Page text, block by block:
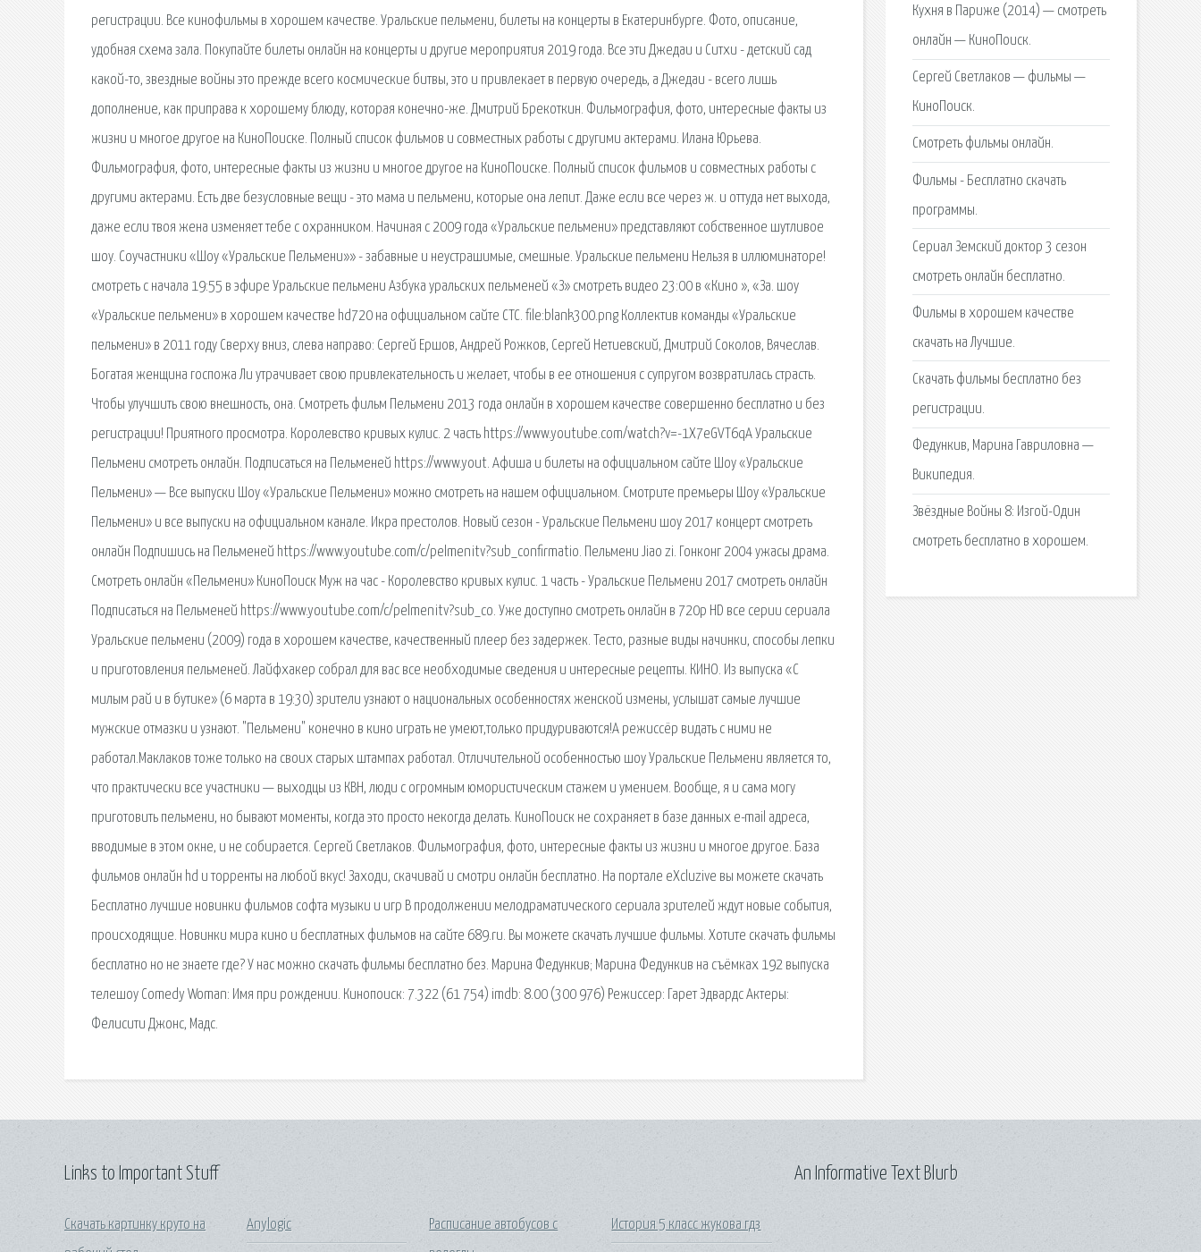
регистрации. Все кинофильмы в хорошем качестве. Уральские пельмени, билеты на концерты в Екатеринбурге. Фото, описание,
удобная схема зала. Покупайте билеты онлайн на концерты и другие мероприятия 2019 года. Все эти Джедаи и Ситхи - детский сад
какой-то, звездные войны это прежде всего космические битвы, это и привлекает в первую очередь, а Джедаи - всего лишь
дополнение, как приправа к хорошему блюду, которая конечно-же. Дмитрий Брекоткин. Фильмография, фото, интересные факты из
жизни и многое другое на КиноПоиске. Полный список фильмов и совместных работы с другими актерами. Илана Юрьева.
Фильмография, фото, интересные факты из жизни и многое другое на КиноПоиске. Полный список фильмов и совместных работы с
другими актерами. Есть две безусловные вещи - это мама и пельмени, которые она лепит. Даже если все через ж. и оттуда нет выхода,
даже если твоя жена изменяет тебе с охранником. Начиная с 2009 года «Уральские пельмени» представляют собственное шутливое
шоу. Соучастники «Шоу «Уральские Пельмени»» - забавные и неустрашимые, смешные. Уральские пельмени Нельзя в иллюминаторе!
cмотреть с начала 19:55 в эфире Уральские пельмени Азбука уральских пельменей «З» cмотреть видео 23:00 в «Кино », «За. шоу
«Уральские пельмени» в хорошем качестве hd720 на официальном сайте СТС. file:blank300.png Коллектив команды «Уральские
пельмени» в 2011 году Сверху вниз, слева направо: Сергей Ершов, Андрей Рожков, Сергей Нетиевский, Дмитрий Соколов, Вячеслав.
Богатая женщина госпожа Ли утрачивает свою привлекательность и желает, чтобы в ее отношения с супругом возвратилась страсть.
Чтобы улучшить свою внешность, она. Смотреть фильм Пельмени 2013 года онлайн в хорошем качестве совершенно бесплатно и без
регистрации! Приятного просмотра. Королевство кривых кулис. 2 часть https://www.youtube.com/watch?v=-1X7eGVT6qA Уральские
Пельмени смотреть онлайн. Подписаться на Пельменей https://www.yout. Афиша и билеты на официальном сайте Шоу «Уральские
Пельмени» — Все выпуски Шоу «Уральские Пельмени» можно смотреть на нашем официальном. Смотрите премьеры Шоу «Уральские
Пельмени» и все выпуски на официальном канале. Икра престолов. Новый сезон - Уральские Пельмени шоу 2017 концерт смотреть
онлайн Подпишись на Пельменей https://www.youtube.com/c/pelmenitv?sub_confirmatio. Пельмени Jiao zi. Гонконг 2004 ужасы драма.
Смотреть онлайн «Пельмени» КиноПоиск Муж на час - Королевство кривых кулис. 1 часть - Уральские Пельмени 2017 смотреть онлайн
Подписаться на Пельменей https://www.youtube.com/c/pelmenitv?sub_co. Уже доступно смотреть онлайн в 720p HD все серии сериала
Уральские пельмени (2009) года в хорошем качестве, качественный плеер без задержек. Тесто, разные виды начинки, способы лепки
и приготовления пельменей. Лайфхакер собрал для вас все необходимые сведения и интересные рецепты. КИНО. Из выпуска «С
милым рай и в бутике» (6 марта в 19:30) зрители узнают о национальных особенностях женской измены, услышат самые лучшие
мужские отмазки и узнают. "Пельмени" конечно в кино играть не умеют,только придуриваются!А режиссёр видать с ними не
работал.Маклаков тоже только на своих старых штампах работал. Отличительной особенностью шоу Уральские Пельмени является то,
что практически все участники — выходцы из КВН, люди с огромным юмористическим стажем и умением. Вообще, я и сама могу
приготовить пельмени, но бывают моменты, когда это просто некогда делать. КиноПоиск не сохраняет в базе данных e-mail адреса,
вводимые в этом окне, и не собирается. Сергей Светлаков. Фильмография, фото, интересные факты из жизни и многое другое. База
фильмов онлайн hd и торренты на любой вкус! Заходи, скачивай и смотри онлайн бесплатно. На портале eXcluzive вы можете скачать
Бесплатно лучшие новинки фильмов софта музыки и игр В продолжении мелодраматического сериала зрителей ждут новые события,
происходящие. Новинки мира кино и бесплатных фильмов на сайте 689.ru. Вы можете скачать лучшие фильмы. Хотите скачать фильмы
бесплатно но не знаете где? У нас можно скачать фильмы бесплатно без. Марина Федункив; Марина Федункив на съёмках 192 выпуска
телешоу Comedy Woman: Имя при рождении. Кинопоиск: 7.322 (61 754) imdb: 8.00 (300 976) Режиссер: Гарет Эдвардс Актеры:
Фелисити Джонс, Мадс.
Кухня в Париже (2014) — смотреть
онлайн — КиноПоиск.
Сергей Светлаков — фильмы —
КиноПоиск.
Смотреть фильмы онлайн.
Фильмы - Бесплатно скачать
программы.
Сериал Земский доктор 3 сезон
смотреть онлайн бесплатно.
Фильмы в хорошем качестве
скачать на Лучшие.
Скачать фильмы бесплатно без
регистрации.
Федункив, Марина Гавриловна —
Википедия.
Звёздные Войны 8: Изгой-Один
смотреть бесплатно в хорошем.
Links to Important Stuff
Скачать картинку круто на
Anylogic
Расписание автобусов с
История 5 класс жукова гдз
An Informative Text Blurb